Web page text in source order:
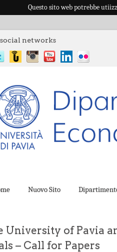
Questo sito web potrebbe
networks
Nuovo Sito
University of Pavia
– Call for Papers